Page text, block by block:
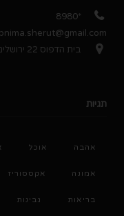
*8980
pnima.sherut@gmail.com
בית הדפוס 22 ירושלים
תגיות
אהבה אוכל
אמונה אקססוריז
בריאות גבינות